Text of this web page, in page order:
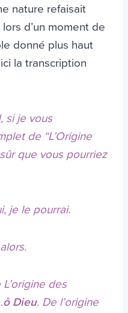
nature refaisait
d’un moment de
donné plus haut
la transcription
si je vous
de “L’Origine
que vous pourriez
je le pourrai.
L’origine des
ô Dieu. De l’origine